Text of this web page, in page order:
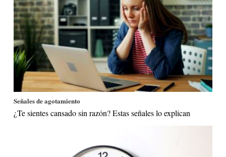
Señales de agotamiento
¿Te sientes cansado sin razón? Estas señales lo explican